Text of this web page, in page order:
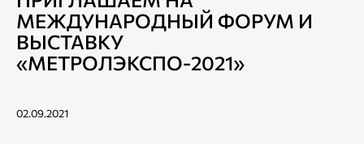
МЕЖДУНАРОДНЫЙ ФОРУМ И
ВЫСТАВКУ
«МЕТРОЛЭКСПО-2021»
02.09.2021